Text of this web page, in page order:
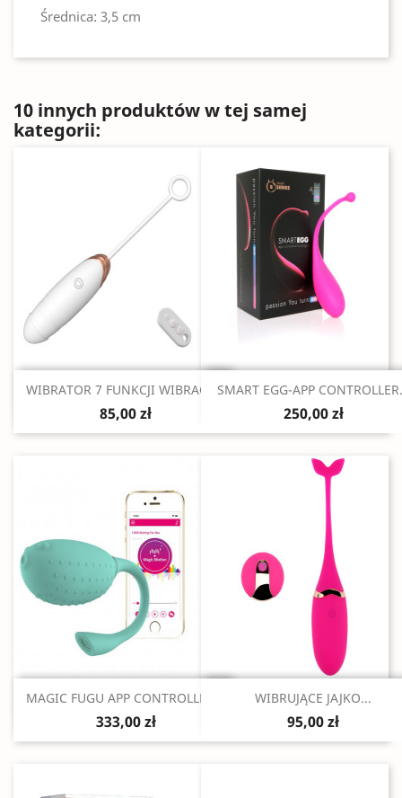
Średnica: 3,5 cm
10 innych produktów w tej samej
kategorii:
Szybki podgląd
WIBRATOR 7 FUNKCJI WIBRACJI...
85,00 zł
Szybki podgląd
SMART EGG-APP
250,00 zł
Szybki podgląd
MAGIC FUGU APP CONTROLLED...
333,00 zł
Szybki podgląd
WIBRUJĄCE JAJKO...
95,00 zł